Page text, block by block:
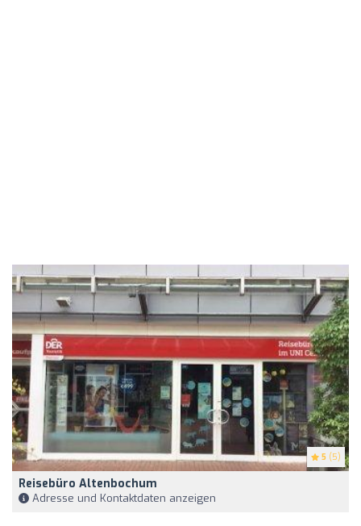
5 (5)
Reisebüro Altenbochum
Adresse und Kontaktdaten anzeigen